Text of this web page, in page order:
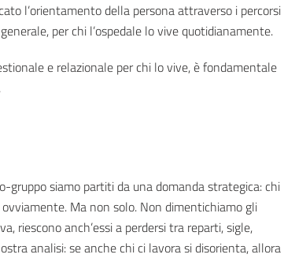
l’orientamento della persona attraverso i percorsi
per chi l’ospedale lo vive quotidianamente.
e relazionale per chi lo vive, è fondamentale
gruppo siamo partiti da una domanda strategica: chi
ovviamente. Ma non solo. Non dimentichiamo gli
riescono anch’essi a perdersi tra reparti, sigle,
analisi: se anche chi ci lavora si disorienta, allora